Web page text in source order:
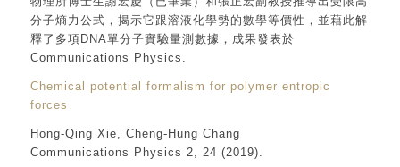
分子熵力公式，揭示它跟溶液化學勢的數學等價性，並藉此解
釋了多項DNA單分子實驗量測數據，成果發表於
Communications Physics.
Chemical potential formalism for polymer entropic
forces
Hong-Qing Xie, Cheng-Hung Chang
Communications Physics 2, 24 (2019).